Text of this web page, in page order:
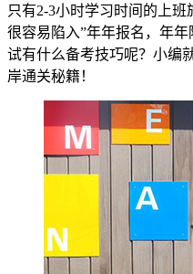
只有2-3小时学习时间的上班
很容易陷入”年年报名，年
试有什么备考技巧呢？小编
岸通关秘籍！